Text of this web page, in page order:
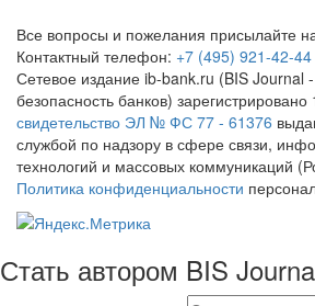
Все вопросы и пожелания присылайте
Контактный телефон: +7 (495) 921-42-44
Сетевое издание ib-bank.ru (BIS
безопасность банков)
свидетельство ЭЛ № ФС 77 - 61376
службой по надзору в сфере связи,
технологий и массовых коммуникаций
Политика конфиденциальности
Стать автором BIS